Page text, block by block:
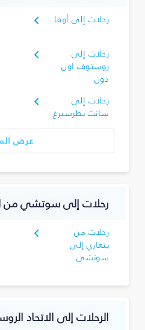
رحلات إلى أوفا
رحلات إلى
روستوف اون
دون
رحلات إلى
سانت بطرسبرغ
عرض
رحلات إلى سوتشي من
رحلات من
بنغازي إلى
سوتشي
الرحلات إلى الاتحاد